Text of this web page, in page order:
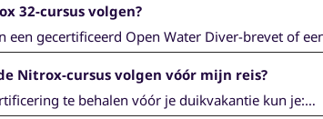
lucht (Nitrox)
basisprincipes
zuurstof en zuurstofvergiftiging
Nitrox
van verrijkte lucht (Nitrox)
32-cursus volgen?
een gecertificeerd Open Water Diver-brevet of
cursus.
Nitrox-cursus volgen vóór mijn reis?
te behalen vóór je duikvakantie kun je: